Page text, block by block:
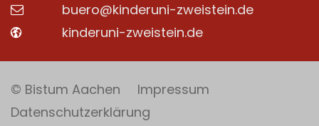
buero@kinderuni-zweistein.de
kinderuni-zweistein.de
© Bistum Aachen
Impressum
Datenschutzerklärung